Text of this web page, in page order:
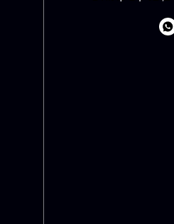
אפקה
של מכללת אפקה
של מכללת אפקה